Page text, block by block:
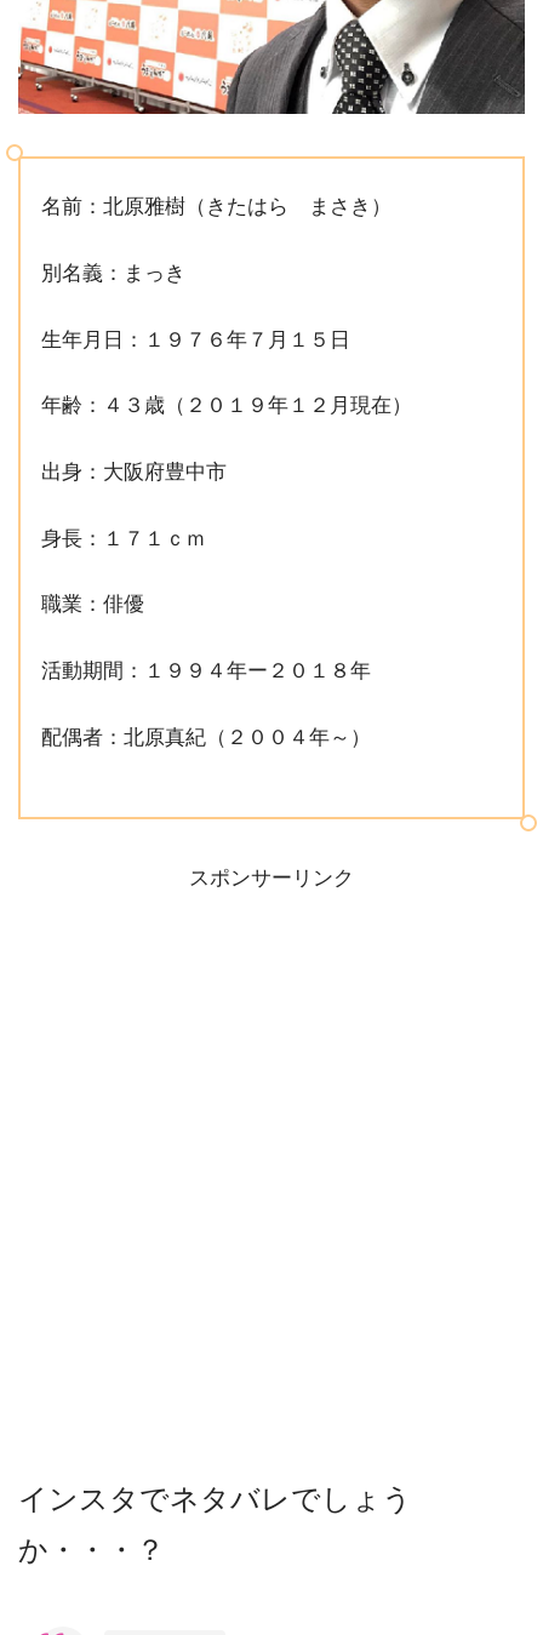
名前：北原雅樹（きたはら まさき）
別名義：まっき
生年月日：１９７６年７月１５日
年齢：４３歳（２０１９年１２月現在）
出身：大阪府豊中市
身長：１７１ｃｍ
職業：俳優
活動期間：１９９４年ー２０１８年
配偶者：北原真紀（２００４年～）
スポンサーリンク
インスタでネタバレでしょう
か・・・？